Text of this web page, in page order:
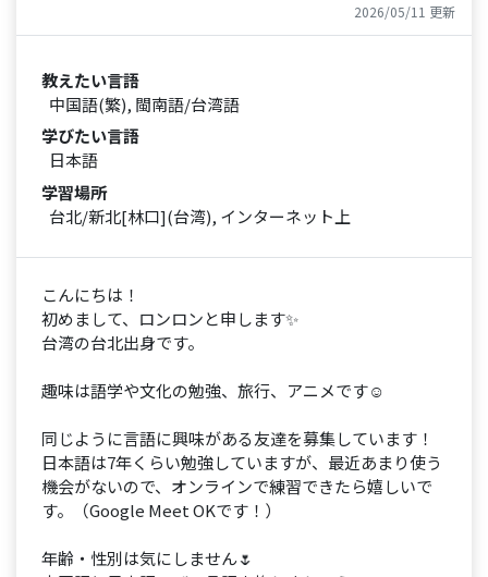
2026/05/11 更新
教えたい言語
中国語(繁), 閩南語/台湾語
学びたい言語
日本語
学習場所
台北/新北[林口](台湾), インターネット上
こんにちは！
初めまして、ロンロンと申します✨
台湾の台北出身です。
趣味は語学や文化の勉強、旅行、アニメです☺️
同じように言語に興味がある友達を募集しています！
日本語は7年くらい勉強していますが、最近あまり使う
機会がないので、オンラインで練習できたら嬉しいで
す。（Google Meet OKです！）
年齢・性別は気にしません🌷